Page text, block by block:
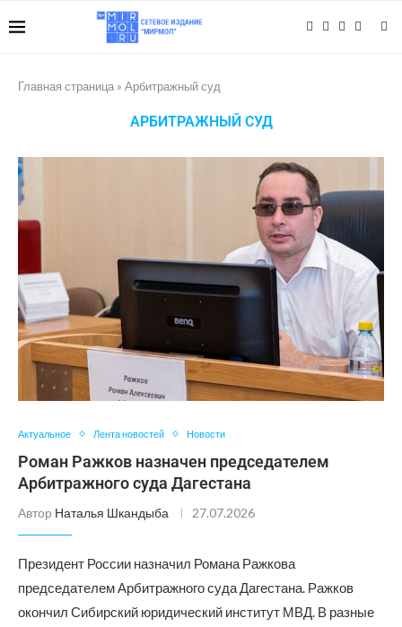
Главная страница » Арбитражный суд
АРБИТРАЖНЫЙ СУД
Актуальное Лента новостей Новости
Роман Ражков назначен председателем
Арбитражного суда Дагестана
Автор Наталья Шкандыба 27.07.2026
Президент России назначил Романа Ражкова
председателем Арбитражного суда Дагестана. Ражков
окончил Сибирский юридический институт МВД. В разные